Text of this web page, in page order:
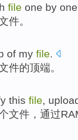
file one by
件。
of my file.
件的顶端。
this file,
文件 ， 通过